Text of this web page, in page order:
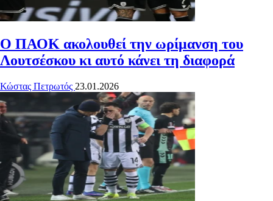
Ο ΠΑΟΚ ακολουθεί την ωρίμανση του
Λουτσέσκου κι αυτό κάνει τη διαφορά
Κώστας Πετρωτός 23.01.2026